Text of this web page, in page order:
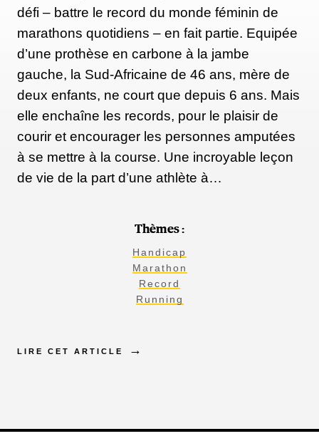
défi – battre le record du monde féminin de
marathons quotidiens – en fait partie. Equipée
d’une prothèse en carbone à la jambe
gauche, la Sud-Africaine de 46 ans, mère de
deux enfants, ne court que depuis 6 ans. Mais
elle enchaîne les records, pour le plaisir de
courir et encourager les personnes amputées
à se mettre à la course. Une incroyable leçon
de vie de la part d’une athlète à…
Thèmes :
Handicap
Marathon
Record
Running
LIRE CET ARTICLE